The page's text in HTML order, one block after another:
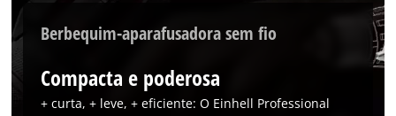
Berbequim-aparafusadora sem fio
Compacta e poderosa
+ curta, + leve, + eficiente: O Einhell Professional